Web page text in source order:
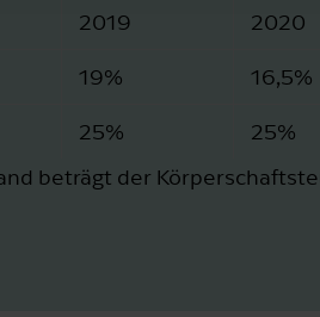
2019 2020
19% 16,5%
25% 25%
beträgt der